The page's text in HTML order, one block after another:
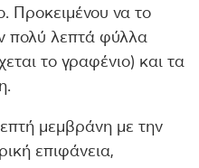
Προκειμένου να το
πολύ λεπτά φύλλα
το γραφένιο) και τα
μεμβράνη με την
επιφάνεια,